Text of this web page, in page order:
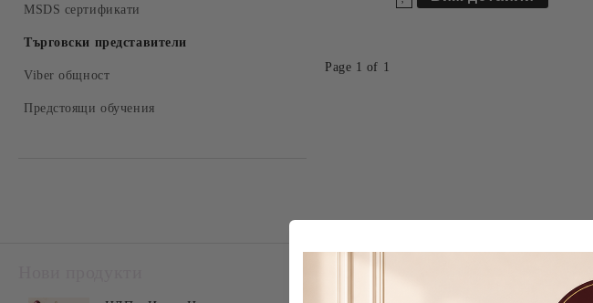
Твърдосплавни накрайници
Керамични накрайници
Накрайници за педикюр
MSDS сертификати
Търговски представители
Viber общност
Предстоящи обучения
Page 1 of 1